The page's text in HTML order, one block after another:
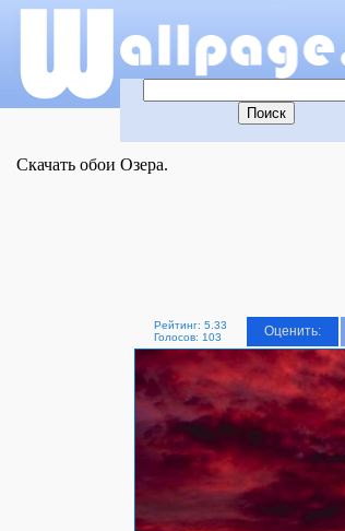
Скачать обои Озера.
Рейтинг: 5.33
Голосов: 103
Оценить: